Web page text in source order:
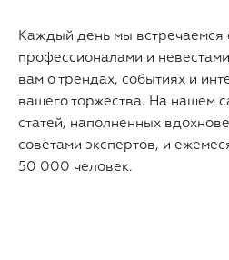
Каждый день мы встречаемся
профессионалами и
вам о трендах, событиях и
вашего торжества. На нашем
статей, наполненных
советами экспертов, и
50 000 человек.